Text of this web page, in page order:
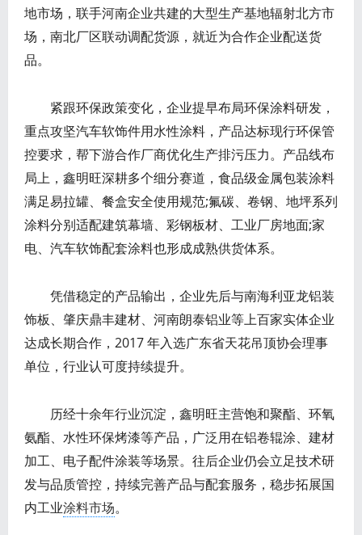
地市场，联手河南企业共建的大型生产基地辐射北方市
场，南北厂区联动调配货源，就近为合作企业配送货
品。
紧跟环保政策变化，企业提早布局环保涂料研发，
重点攻坚汽车软饰件用水性涂料，产品达标现行环保管
控要求，帮下游合作厂商优化生产排污压力。产品线布
局上，鑫明旺深耕多个细分赛道，食品级金属包装涂料
满足易拉罐、餐盒安全使用规范;氟碳、卷钢、地坪系列
涂料分别适配建筑幕墙、彩钢板材、工业厂房地面;家
电、汽车软饰配套涂料也形成成熟供货体系。
凭借稳定的产品输出，企业先后与南海利亚龙铝装
饰板、肇庆鼎丰建材、河南朗泰铝业等上百家实体企业
达成长期合作，2017 年入选广东省天花吊顶协会理事
单位，行业认可度持续提升。
历经十余年行业沉淀，鑫明旺主营饱和聚酯、环氧
氨酯、水性环保烤漆等产品，广泛用在铝卷辊涂、建材
加工、电子配件涂装等场景。往后企业仍会立足技术研
发与品质管控，持续完善产品与配套服务，稳步拓展国
内工业涂料市场。